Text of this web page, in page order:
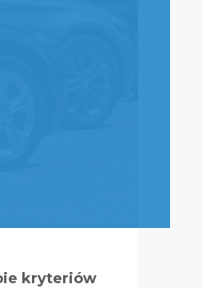
kryteriów